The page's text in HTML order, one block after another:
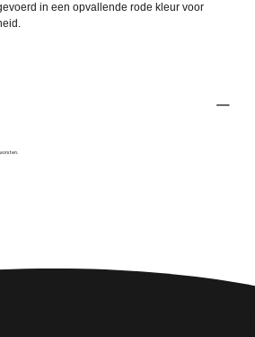
in een opvallende rode kleur voor